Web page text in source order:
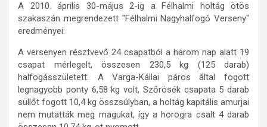
A 2010. április 30-május 2-ig a Félhalmi holtág ötös
szakaszán megrendezett "Félhalmi Nagyhalfogó Verseny"
eredményei:
A versenyen résztvevő 24 csapatból a három nap alatt 19
csapat mérlegelt, összesen 230,5 kg (125 darab)
halfogásszületett. A Varga-Kállai páros által fogott
legnagyobb ponty 6,58 kg volt, Szőrösék csapata 5 darab
süllőt fogott 10,4 kg összsúlyban, a holtág kapitális amurjai
nem mutatták meg magukat, így a horogra csalt 4 darab